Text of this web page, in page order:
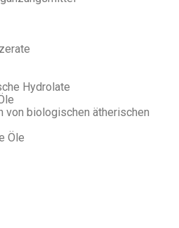
Hydrolate
von biologischen ätherischen
Öle